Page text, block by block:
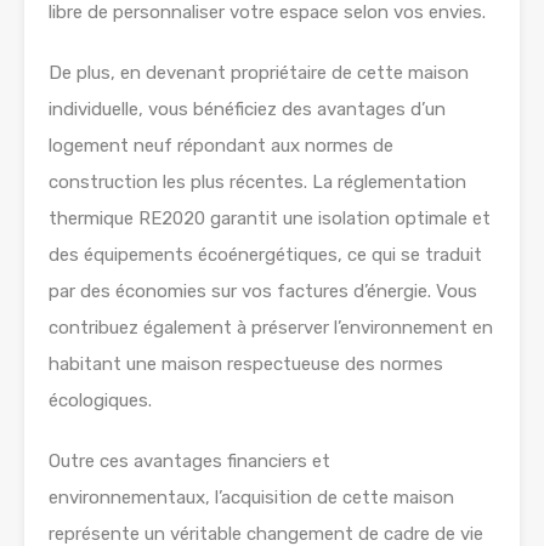
libre de personnaliser votre espace selon vos envies.
De plus, en devenant propriétaire de cette maison
individuelle, vous bénéficiez des avantages d’un
logement neuf répondant aux normes de
construction les plus récentes. La réglementation
thermique RE2020 garantit une isolation optimale et
des équipements écoénergétiques, ce qui se traduit
par des économies sur vos factures d’énergie. Vous
contribuez également à préserver l’environnement en
habitant une maison respectueuse des normes
écologiques.
Outre ces avantages financiers et
environnementaux, l’acquisition de cette maison
représente un véritable changement de cadre de vie